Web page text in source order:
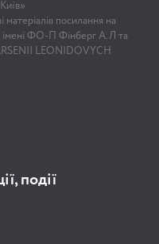
матеріалів посилання на
імені ФО-П Фінберг А.Л та
LEONIDOVYCH
події